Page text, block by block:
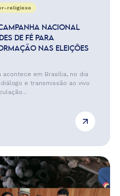
religioso
NACIONAL
DE FÉ PARA
NAS ELEIÇÕES
acontece em Brasília, no dia
e transmissão ao vivo